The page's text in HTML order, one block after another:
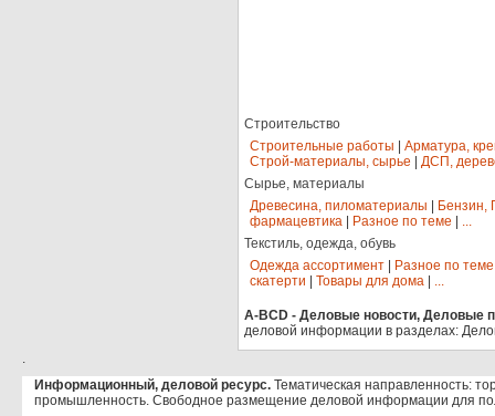
Строительство
Строительные работы
Арматура,
Строй-материалы, сырье
ДСП,
Сырье, материалы
Древесина, пиломатериалы
Бензин,
фармацевтика
Разное по теме
...
Текстиль, одежда, обувь
Одежда ассортимент
Разное по теме
скатерти
Товары для дома ...
A-BCD - Деловые новости, Деловые
деловой информации в разделах:
.
Информационный, деловой ресурс. Тематическая направленность:
промышленность. Свободное размещение деловой информации для